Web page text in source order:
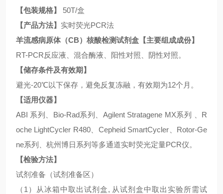
【包装规格】
50T/盒
【产品方法】 实时荧光PCR法
羊流感病原体（CB）核酸检测试剂盒 【主要组成成份】
RT-PCR反应液、混合酶液、阳性对照、阴性对照。
【储存条件及有效期】
避光-20℃以下保存，避免反复冻融，有效期为12个月。
【适用仪器】
ABI 系列、Bio-Rad系列、Agilent Stratagene MX系列 、R
oche LightCycler R480、Cepheid SmartCycler、Rotor-Ge
ne系列、杭州博日系列等多通道实时荧光定量PCR仪。
【检验方法】
试剂准备（试剂准备区）
（ 1）从冰箱中取出试剂盒, 从试剂盒中取出实验所需试